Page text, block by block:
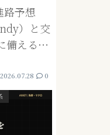
路予想
）と交
備える台
2026.07.28 0